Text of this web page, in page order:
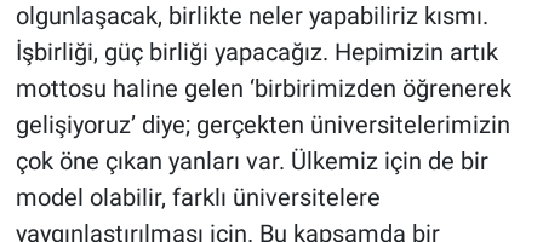
olgunlaşacak, birlikte neler yapabiliriz kısmı.
İşbirliği, güç birliği yapacağız. Hepimizin artık
mottosu haline gelen ‘birbirimizden öğrenerek
gelişiyoruz’ diye; gerçekten üniversitelerimizin
çok öne çıkan yanları var. Ülkemiz için de bir
model olabilir, farklı üniversitelere
yaygınlaştırılması için. Bu kapsamda bir